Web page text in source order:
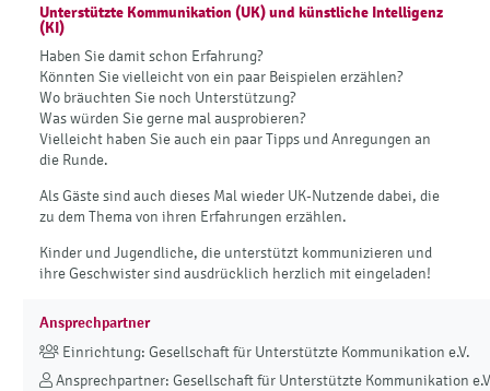
Unterstützte Kommunikation (UK) und künstliche Intelligenz
(KI)
Haben Sie damit schon Erfahrung?
Könnten Sie vielleicht von ein paar Beispielen erzählen?
Wo bräuchten Sie noch Unterstützung?
Was würden Sie gerne mal ausprobieren?
Vielleicht haben Sie auch ein paar Tipps und Anregungen an
die Runde.
Als Gäste sind auch dieses Mal wieder UK-Nutzende dabei, die
zu dem Thema von ihren Erfahrungen erzählen.
Kinder und Jugendliche, die unterstützt kommunizieren und
ihre Geschwister sind ausdrücklich herzlich mit eingeladen!
Ansprechpartner
Einrichtung: Gesellschaft für Unterstützte Kommunikation e.V.
Ansprechpartner: Gesellschaft für Unterstützte Kommunikation